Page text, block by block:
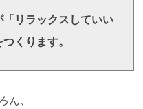
「リラックスしていい
くります。
ん、